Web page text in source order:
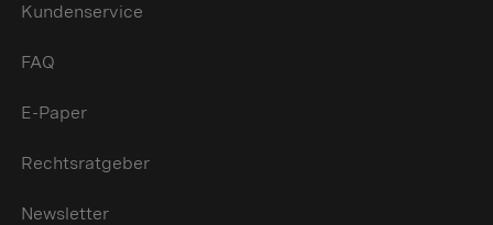
Kundenservice
FAQ
E-Paper
Rechtsratgeber
Newsletter